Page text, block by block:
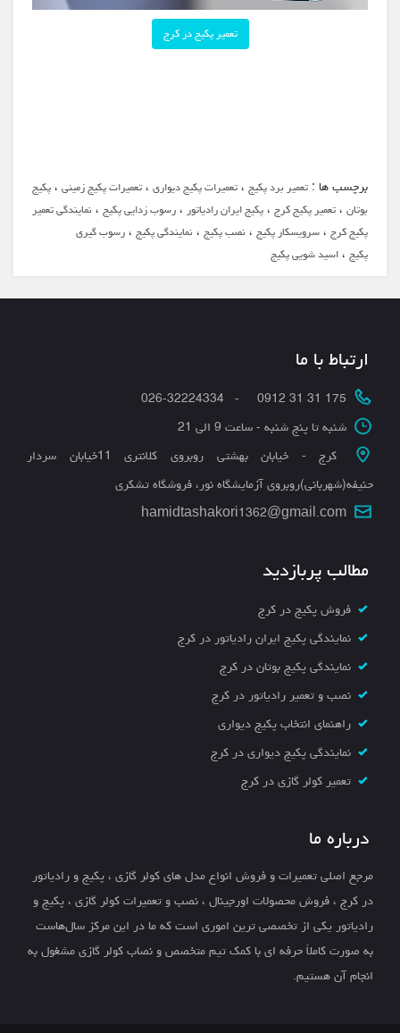
تعمیر پکیج در کرج
برچسب ها :تعمیر برد پکیج،تعمیرات پکیج دیواری،تعمیرات پکیج زمینی،پکیج
بوتان،تعمیر پکیج کرج،پکیج ایران رادیاتور،رسوب زدایی پکیج،نمایندگی تعمیر
پکیج کرج،سرویسکار پکیج،نصب پکیج،نمایندگی پکیج،رسوب گیری
پکیج،اسید شویی پکیج
ارتباط با ما
175 31 31 0912 - 026-32224334
شنبه تا پنج شنبه - ساعت 9 الی 21
کرج - خیابان بهشتی روبروی کلانتری 11خیابان سردار
حنیفه(شهربانی)روبروی آزمایشگاه نور، فروشگاه تشکری
hamidtashakori1362@gmail.com
مطالب پربازدید
فروش پکیج در کرج
نمایندگی پکیج ایران رادیاتور در کرج
نمایندگی پکیج بوتان در کرج
نصب و تعمیر رادیاتور در کرج
راهنمای انتخاب پکیج دیواری
نمایندگی پکیج دیواری در کرج
تعمیر کولر گازی در کرج
درباره ما
مرجع اصلی تعمیرات و فروش انواع مدل های کولر گازی ، پکیج و رادیاتور
در کرج ، فروش محصولات اورجینال ، نصب و تعمیرات کولر گازی ، پکیج و
رادیاتور یکی از تخصصی ترین اموری است که ما در این مرکز سال‌هاست
به صورت کاملاً حرفه ای با کمک تیم متخصص و نصاب کولر گازی مشغول به
انجام آن هستیم.